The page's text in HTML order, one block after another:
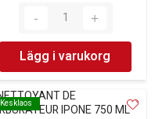
Lägg i varukorg
Kesklaos
Kesklaos